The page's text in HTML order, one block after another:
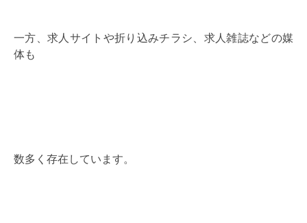
一方、求人サイトや折り込みチラシ、求人雑誌などの媒
体も
数多く存在しています。